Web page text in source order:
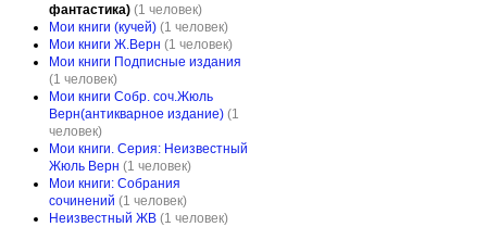
фантастика) (1 человек)
Мои книги (кучей) (1 человек)
Мои книги Ж.Верн (1 человек)
Мои книги Подписные издания
(1 человек)
Мои книги Собр. соч.Жюль
Верн(антикварное издание) (1
человек)
Мои книги. Серия: Неизвестный
Жюль Верн (1 человек)
Мои книги: Собрания
сочинений (1 человек)
Неизвестный ЖВ (1 человек)